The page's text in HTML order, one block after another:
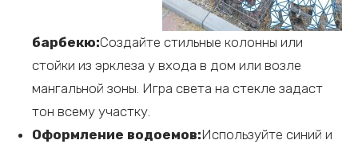
барбекю:Создайте стильные колонны или
стойки из эрклеза у входа в дом или возле
мангальной зоны. Игра света на стекле задаст
тон всему участку.
Оформление водоемов:Используйте синий и